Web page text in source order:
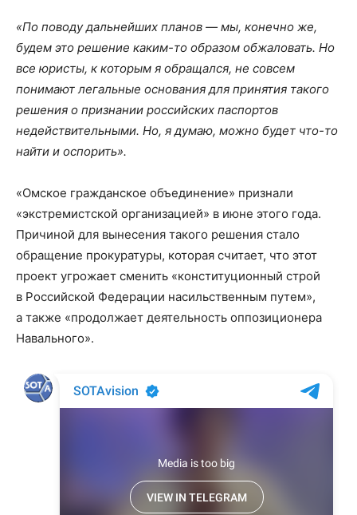
«По поводу дальнейших планов — мы, конечно же,
будем это решение каким-то образом обжаловать. Но
все юристы, к которым я обращался, не совсем
понимают легальные основания для принятия такого
решения о признании российских паспортов
недействительными. Но, я думаю, можно будет что-то
найти и оспорить».
«Омское гражданское объединение» признали
«экстремистской организацией» в июне этого года.
Причиной для вынесения такого решения стало
обращение прокуратуры, которая считает, что этот
проект угрожает сменить «конституционный строй
в Российской Федерации насильственным путем»,
а также «продолжает деятельность оппозиционера
Навального».